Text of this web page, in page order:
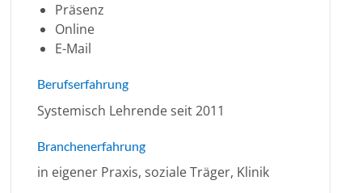
Präsenz
Online
E-Mail
Berufserfahrung
Systemisch Lehrende seit 2011
Branchenerfahrung
in eigener Praxis, soziale Träger, Klinik